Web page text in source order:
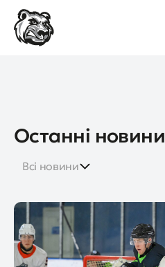
Останні новини
Всі новини